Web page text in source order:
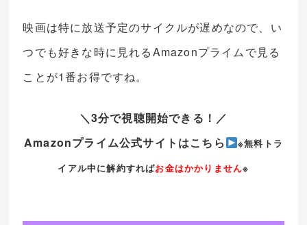
映画は特に放送予定のサイクルが遅めなので、い
つでも好きな時に見れるAmazonプライムで見る
ことが1番お得ですね。
＼3分で視聴開始できる！／
Amazonプライム公式サイトはこちら
※無料トラ
イアル中に解約すればお金はかかりません※